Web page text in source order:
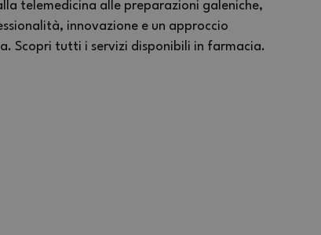
telemedicina alle preparazioni galeniche,
innovazione e un approccio
Scopri tutti i servizi disponibili in farmacia.